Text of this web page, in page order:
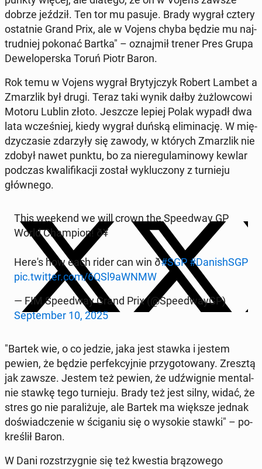
dobrze jeździł. Ten tor mu pasuje. Brady wygrał cztery
ostat­nie Grand Prix, ale w Vojens chyba będzie mu naj­
trud­niej pokonać Bartka" – oznaj­mił trener Pres Grupa
De­we­lo­per­ska Toruń Piotr Baron.
Rok temu w Vojens wygrał Bry­tyj­czyk Robert Lambet a
Zmar­z­lik był drugi. Teraz taki wynik dałby żuż­low­co­wi
Motoru Lublin złoto. Jeszcze lepiej Polak wypadł dwa
lata wcze­śniej, kiedy wygrał duńską eli­mi­na­cję. W mię­
dzy­cza­sie zda­rzy­ły się zawody, w których Zmar­z­lik nie
zdobył nawet punktu, bo za nie­re­gu­la­mi­no­wy kewlar
podczas kwa­li­fi­ka­cji został wy­klu­czo­ny z tur­nie­ju
głów­ne­go.
This weekend we will crown the Spe­edway GP
World Cham­pion! ð¥
Here's how each rider can win ð#SGP #Da­ni­shSGP
pic.twitter.com/6QSl9aWNMW
— FIM Spe­edway Grand Prix (@Spe­edwayGP)
Sep­tem­ber 10, 2025
"Bartek wie, o co jedzie, jaka jest stawka i jestem
pewien, że będzie per­fek­cyj­nie przy­go­to­wa­ny. Zresztą
jak zawsze. Jestem też pewien, że udźwi­gnie men­tal­
nie stawkę tego tur­nie­ju. Brady też jest silny, widać, że
stres go nie pa­ra­li­żu­je, ale Bartek ma większe jednak
do­świad­cze­nie w ści­ga­niu się o wysokie stawki" – po­
kre­ślił Baron.
W Dani roz­strzy­gnie się też kwestia brą­zo­we­go